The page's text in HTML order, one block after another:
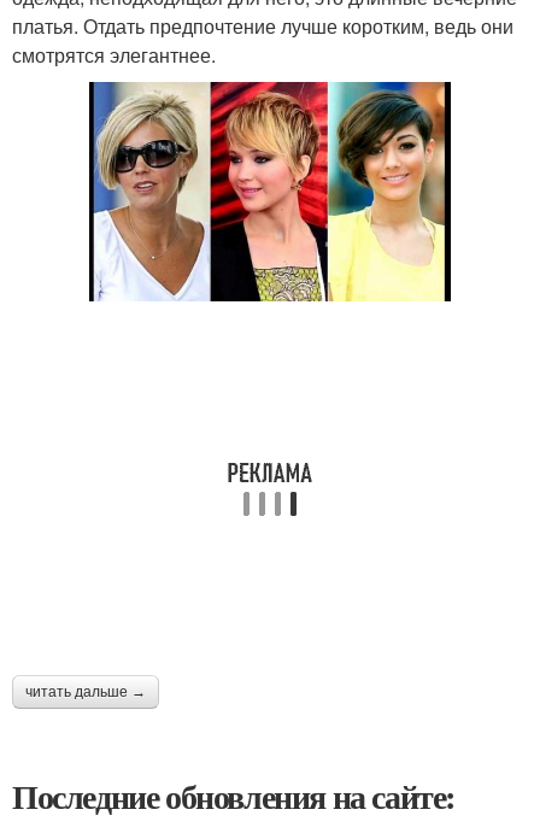
платья. Отдать предпочтение лучше коротким, ведь они
смотрятся элегантнее.
читать дальше →
Последние обновления на сайте: